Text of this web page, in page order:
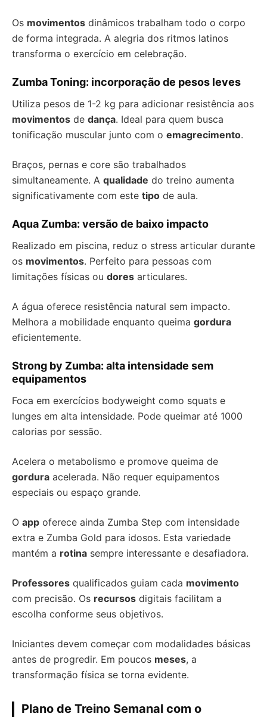
Os movimentos dinâmicos trabalham todo o corpo
de forma integrada. A alegria dos ritmos latinos
transforma o exercício em celebração.
Zumba Toning: incorporação de pesos leves
Utiliza pesos de 1-2 kg para adicionar resistência aos
movimentos de dança. Ideal para quem busca
tonificação muscular junto com o emagrecimento.
Braços, pernas e core são trabalhados
simultaneamente. A qualidade do treino aumenta
significativamente com este tipo de aula.
Aqua Zumba: versão de baixo impacto
Realizado em piscina, reduz o stress articular durante
os movimentos. Perfeito para pessoas com
limitações físicas ou dores articulares.
A água oferece resistência natural sem impacto.
Melhora a mobilidade enquanto queima gordura
eficientemente.
Strong by Zumba: alta intensidade sem
equipamentos
Foca em exercícios bodyweight como squats e
lunges em alta intensidade. Pode queimar até 1000
calorias por sessão.
Acelera o metabolismo e promove queima de
gordura acelerada. Não requer equipamentos
especiais ou espaço grande.
O app oferece ainda Zumba Step com intensidade
extra e Zumba Gold para idosos. Esta variedade
mantém a rotina sempre interessante e desafiadora.
Professores qualificados guiam cada movimento
com precisão. Os recursos digitais facilitam a
escolha conforme seus objetivos.
Iniciantes devem começar com modalidades básicas
antes de progredir. Em poucos meses, a
transformação física se torna evidente.
Plano de Treino Semanal com o